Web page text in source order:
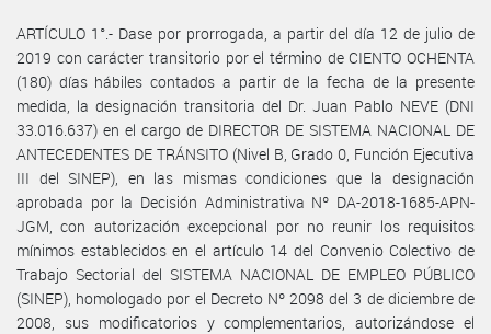
ARTÍCULO 1°.- Dase por prorrogada, a partir del día 12 de julio de
2019 con carácter transitorio por el término de CIENTO OCHENTA
(180) días hábiles contados a partir de la fecha de la presente
medida, la designación transitoria del Dr. Juan Pablo NEVE (DNI
33.016.637) en el cargo de DIRECTOR DE SISTEMA NACIONAL DE
ANTECEDENTES DE TRÁNSITO (Nivel B, Grado 0, Función Ejecutiva
III del SINEP), en las mismas condiciones que la designación
aprobada por la Decisión Administrativa Nº DA-2018-1685-APN-
JGM, con autorización excepcional por no reunir los requisitos
mínimos establecidos en el artículo 14 del Convenio Colectivo de
Trabajo Sectorial del SISTEMA NACIONAL DE EMPLEO PÚBLICO
(SINEP), homologado por el Decreto Nº 2098 del 3 de diciembre de
2008, sus modificatorios y complementarios, autorizándose el